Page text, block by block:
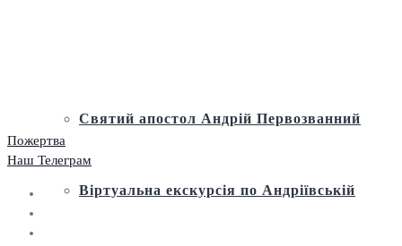
Святий апостол Андрій Первозванний
Віртуальна екскурсія по Андріївській
Пожертва
Наш Телеграм